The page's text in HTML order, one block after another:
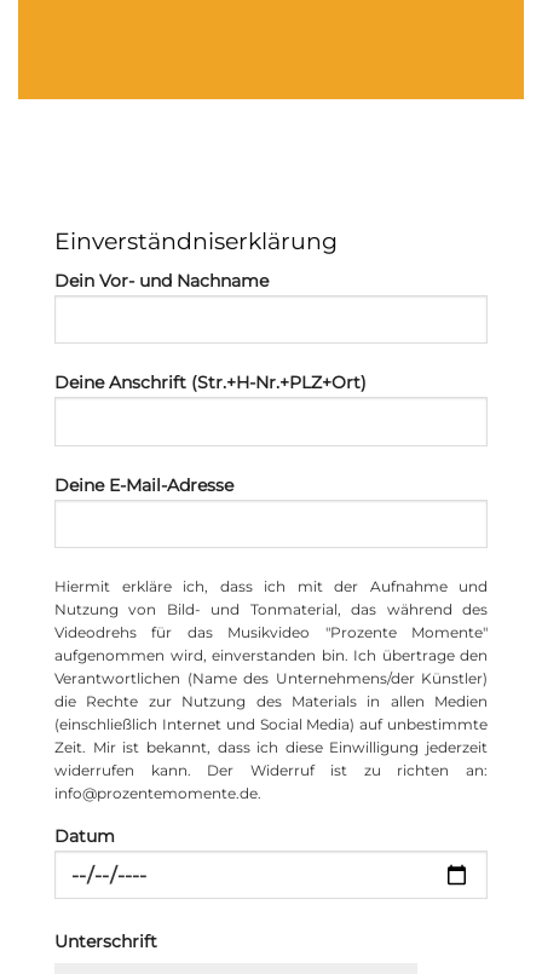
Einverständniserklärung
Dein Vor- und Nachname
Deine Anschrift (Str.+H-Nr.+PLZ+Ort)
Deine E-Mail-Adresse
Hiermit erkläre ich, dass ich mit der Aufnahme und
Nutzung von Bild- und Tonmaterial, das während des
Videodrehs für das Musikvideo "Prozente Momente"
aufgenommen wird, einverstanden bin. Ich übertrage den
Verantwortlichen (Name des Unternehmens/der Künstler)
die Rechte zur Nutzung des Materials in allen Medien
(einschließlich Internet und Social Media) auf unbestimmte
Zeit. Mir ist bekannt, dass ich diese Einwilligung jederzeit
widerrufen kann. Der Widerruf ist zu richten an:
info@prozentemomente.de.
Datum
Unterschrift